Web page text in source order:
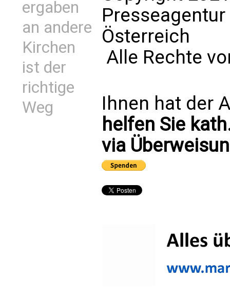
ergaben
an andere
Kirchen
ist der
richtige
Weg
Presseagentur
Österreich
Alle Rechte
Ihnen hat der
helfen Sie
via